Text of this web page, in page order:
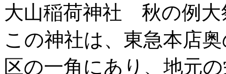
大山稲荷神社 秋の例大
この神社は、東急本店
区の一角にあり、地元